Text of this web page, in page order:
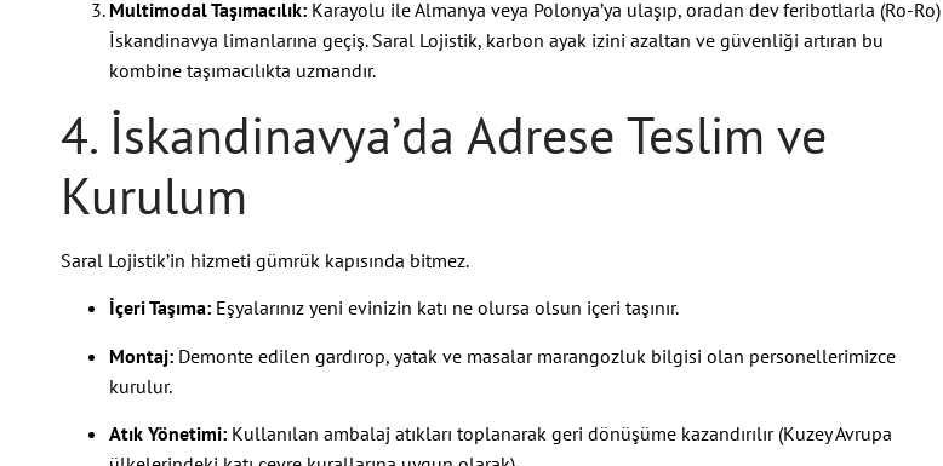
Multimodal Taşımacılık: Karayolu ile Almanya veya Polonya’ya ulaşıp, oradan dev feribotlarla (Ro-Ro)
İskandinavya limanlarına geçiş. Saral Lojistik, karbon ayak izini azaltan ve güvenliği artıran bu
kombine taşımacılıkta uzmandır.
4. İskandinavya’da Adrese Teslim ve
Kurulum
Saral Lojistik’in hizmeti gümrük kapısında bitmez.
İçeri Taşıma: Eşyalarınız yeni evinizin katı ne olursa olsun içeri taşınır.
Montaj: Demonte edilen gardırop, yatak ve masalar marangozluk bilgisi olan personellerimizce
kurulur.
Atık Yönetimi: Kullanılan ambalaj atıkları toplanarak geri dönüşüme kazandırılır (Kuzey Avrupa